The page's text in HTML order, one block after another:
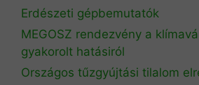
Erdészeti gépbemutatók
MEGOSZ rendezvény a
gyakorolt hatásiról
Országos tűzgyújtási tilalom